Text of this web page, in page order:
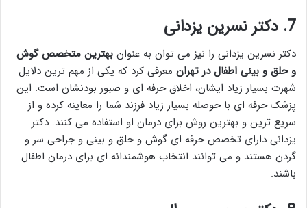
7. دکتر نسرین یزدانی
دکتر نسرین یزدانی را نیز می توان به عنوان بهترین متخصص گوش
و حلق و بینی اطفال در تهران معرفی کرد که یکی از مهم ترین دلایل
شهرت بسیار زیاد ایشان، اخلاق حرفه ای و صبور بودنشان است. این
پزشک حرفه ای با حوصله بسیار زیاد فرزند شما را معاینه کرده و از
سریع ترین و بهترین روش برای درمان او استفاده می کنند. دکتر
یزدانی دارای تخصص حرفه ای گوش و حلق و بینی و جراحی سر و
گردن هستند و می توانند انتخاب هوشمندانه ای برای درمان اطفال
باشند.